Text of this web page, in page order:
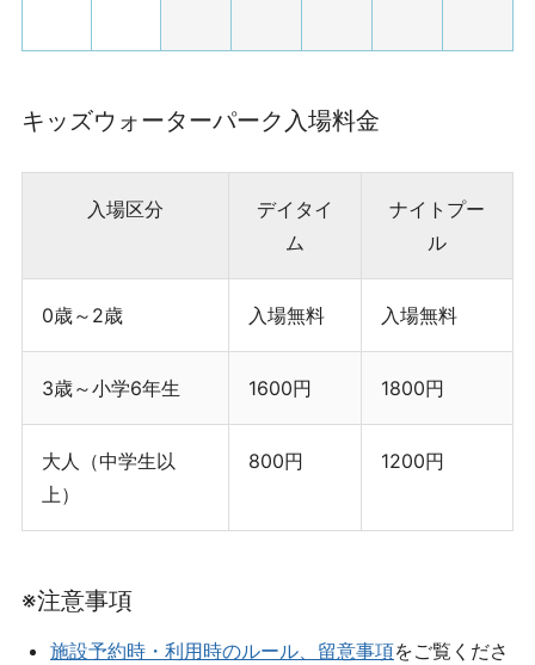
キッズウォーターパーク入場料金
入場区分
デイタイ
ム
ナイトプー
ル
0歳～2歳 入場無料 入場無料
3歳～小学6年生 1600円 1800円
大人（中学生以
上）
800円 1200円
※注意事項
施設予約時・利用時のルール、留意事項をご覧くださ